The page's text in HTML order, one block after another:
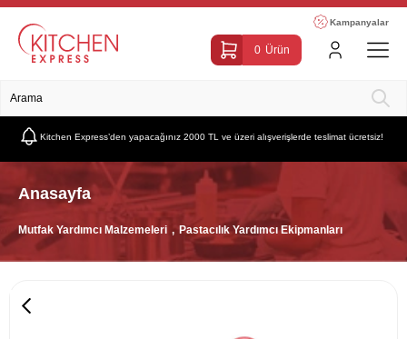
Kampanyalar
0 Ürün
Kitchen Express’den yapacağınız 2000 TL ve üzeri alışverişlerde teslimat ücretsiz!
Anasayfa
Mutfak Yardımcı Malzemeleri Pastacılık Yardımcı Ekipmanları